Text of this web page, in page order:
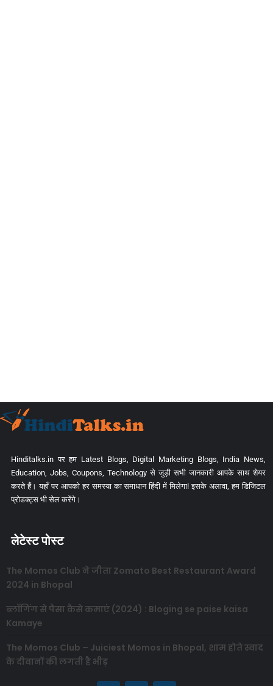
Hinditalks.in पर हम Latest Blogs, Digital Marketing Blogs, India News,
Education, Jobs, Coupons, Technology से जुड़ी सभी जानकारी आपके साथ शेयर
करते हैं। यहाँ पर आपको हर समस्या का समाधान हिंदी में मिलेगा! इसके अलावा, हम डिजिटल
प्रोडक्ट्स भी सेल करेंगे।
लेटेस्ट पोस्ट
The Momos Club ने जीता Zomato Best Restaurant Award
2024 in Bhopal
ब्लॉगिंग से पैसा कैसे कमाएं (2024) : Bloging se paise kaisa
Kamaye
The Momos Club – Juiciest Momos in Bhopal, शाम होते स्वाद
के दीवानों की लगती है भीड़